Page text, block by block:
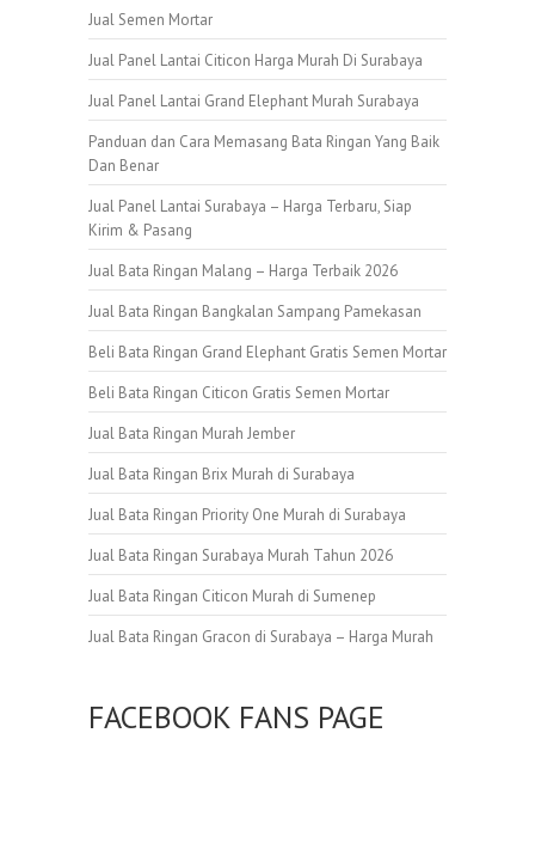
Jual Semen Mortar
Jual Panel Lantai Citicon Harga Murah Di Surabaya
Jual Panel Lantai Grand Elephant Murah Surabaya
Panduan dan Cara Memasang Bata Ringan Yang Baik
Dan Benar
Jual Panel Lantai Surabaya – Harga Terbaru, Siap
Kirim & Pasang
Jual Bata Ringan Malang – Harga Terbaik 2026
Jual Bata Ringan Bangkalan Sampang Pamekasan
Beli Bata Ringan Grand Elephant Gratis Semen Mortar
Beli Bata Ringan Citicon Gratis Semen Mortar
Jual Bata Ringan Murah Jember
Jual Bata Ringan Brix Murah di Surabaya
Jual Bata Ringan Priority One Murah di Surabaya
Jual Bata Ringan Surabaya Murah Tahun 2026
Jual Bata Ringan Citicon Murah di Sumenep
Jual Bata Ringan Gracon di Surabaya – Harga Murah
FACEBOOK FANS PAGE